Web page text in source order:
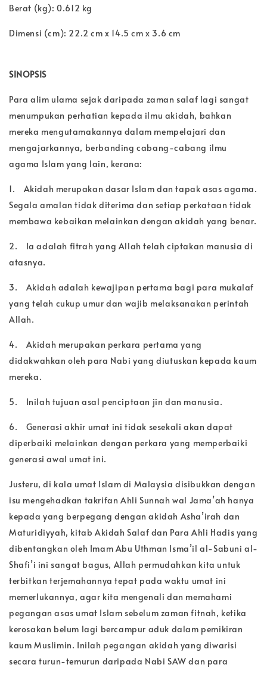
Berat (kg): 0.612 kg
Dimensi (cm): 22.2 cm x 14.5 cm x 3.6 cm
SINOPSIS
Para alim ulama sejak daripada zaman salaf lagi sangat
menumpukan perhatian kepada ilmu akidah, bahkan
mereka mengutamakannya dalam mempelajari dan
mengajarkannya, berbanding cabang-cabang ilmu
agama Islam yang lain, kerana:
1.
Akidah merupakan dasar Islam dan tapak asas agama.
Segala amalan tidak diterima dan setiap perkataan tidak
membawa kebaikan melainkan dengan akidah yang benar.
2.
Ia adalah fitrah yang Allah telah ciptakan manusia di
atasnya.
3.
Akidah adalah kewajipan pertama bagi para mukalaf
yang telah cukup umur dan wajib melaksanakan perintah
Allah.
4.
Akidah merupakan perkara pertama yang
didakwahkan oleh para Nabi yang diutuskan kepada kaum
mereka.
5. Inilah tujuan asal penciptaan jin dan manusia.
6.
Generasi akhir umat ini tidak sesekali akan dapat
diperbaiki melainkan dengan perkara yang memperbaiki
generasi awal umat ini.
Justeru, di kala umat Islam di Malaysia disibukkan dengan
isu mengehadkan takrifan Ahli Sunnah wal Jama’ah hanya
kepada yang berpegang dengan akidah Asha’irah dan
Maturidiyyah, kitab Akidah Salaf dan Para Ahli Hadis yang
dibentangkan oleh Imam Abu Uthman Isma’il al-Sabuni al-
Shafi’i ini sangat bagus, Allah permudahkan kita untuk
terbitkan terjemahannya tepat pada waktu umat ini
memerlukannya, agar kita mengenali dan memahami
pegangan asas umat Islam sebelum zaman fitnah, ketika
kerosakan belum lagi bercampur aduk dalam pemikiran
kaum Muslimin. Inilah pegangan akidah yang diwarisi
secara turun-temurun daripada Nabi SAW dan para